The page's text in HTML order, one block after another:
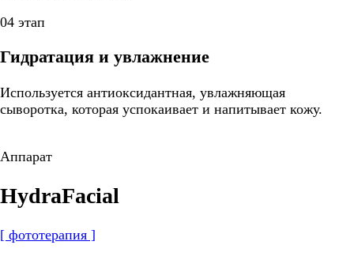
04 этап
Гидратация и увлажнение
Используется антиоксидантная, увлажняющая
сыворотка, которая успокаивает и напитывает кожу.
Аппарат
HydraFacial
[ фототерапия ]